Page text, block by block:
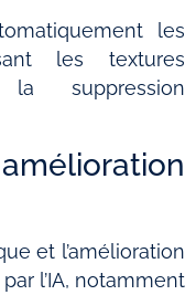
les
les textures
la suppression
et l’amélioration
l’IA, notamment